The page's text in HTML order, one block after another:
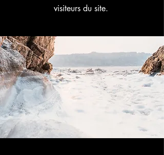
visiteurs du site.